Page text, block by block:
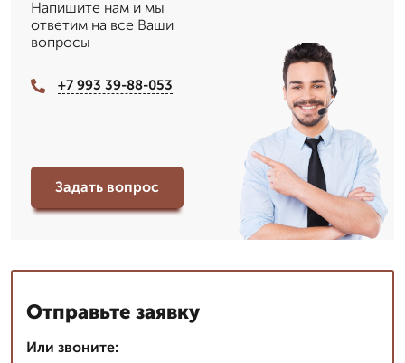
Напишите нам и мы
ответим на все Ваши
вопросы
+7 993 39-88-053
Задать вопрос
Отправьте заявку
Или звоните: